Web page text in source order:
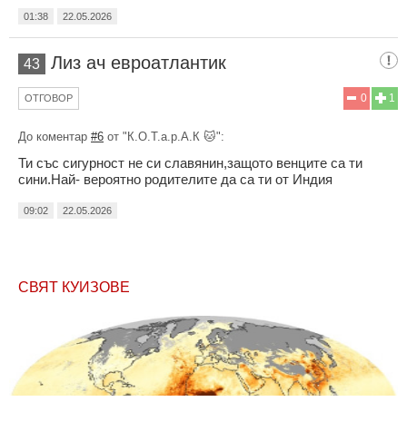
01:38 22.05.2026
43 Лиз ач евроатлантик
1
0
ОТГОВОР
До коментар #6 от "К.О.Т.а.р.А.К 🐱":
Ти със сигурност не си славянин,защото венците са ти
сини.Най- вероятно родителите да са ти от Индия
09:02 22.05.2026
СВЯТ КУИЗОВЕ